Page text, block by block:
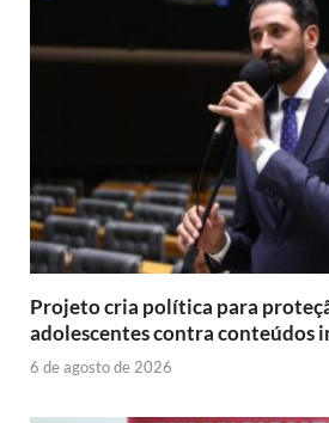
Projeto cria política para
adolescentes contra conteúdos
6 de agosto de 2026